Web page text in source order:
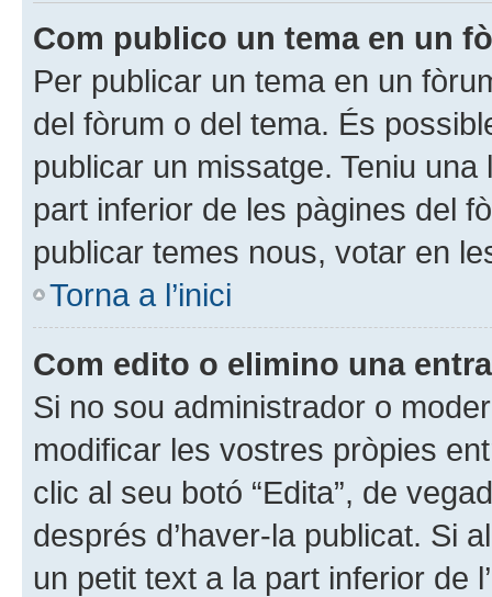
Com publico un tema en un
Per publicar un tema en un
del fòrum o del tema. És
publicar un missatge. Teniu
part inferior de les pàgines del
publicar temes nous, votar en
Torna a l’inici
Com edito o elimino una
Si no sou administrador o
modificar les vostres pròpies
clic al seu botó “Edita”, de
després d’haver-la publicat. Si
un petit text a la part inferior de